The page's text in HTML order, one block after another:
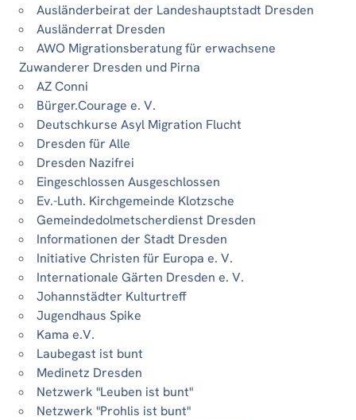
Ausländerbeirat der Landeshauptstadt Dresden
Ausländerrat Dresden
AWO Migrationsberatung für erwachsene
Zuwanderer Dresden und Pirna
AZ Conni
Bürger.Courage e. V.
Deutschkurse Asyl Migration Flucht
Dresden für Alle
Dresden Nazifrei
Eingeschlossen Ausgeschlossen
Ev.-Luth. Kirchgemeinde Klotzsche
Gemeindedolmetscherdienst Dresden
Informationen der Stadt Dresden
Initiative Christen für Europa e. V.
Internationale Gärten Dresden e. V.
Johannstädter Kulturtreff
Jugendhaus Spike
Kama e.V.
Laubegast ist bunt
Medinetz Dresden
Netzwerk "Leuben ist bunt"
Netzwerk "Prohlis ist bunt"